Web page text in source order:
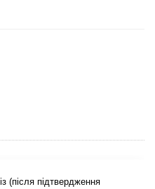
(після підтвердження